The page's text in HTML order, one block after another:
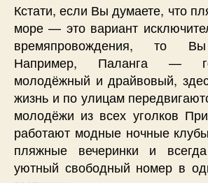
Кстати, если Вы думаете, что
море — это вариант
времяпровождения, то
Например, Паланга —
молодёжный и драйвовый,
жизнь и по улицам
молодёжи из всех уголков
работают модные ночные
пляжные вечеринки и
уютный свободный номер в